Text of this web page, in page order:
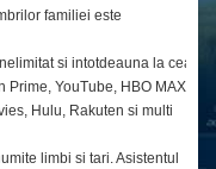
familiei este
si intotdeauna la cea
YouTube, HBO MAX,
Hulu, Rakuten si multi
limbi si tari. Asistentul